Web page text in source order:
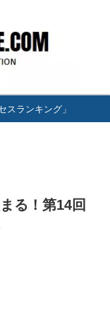
スランキング」
る！第14回